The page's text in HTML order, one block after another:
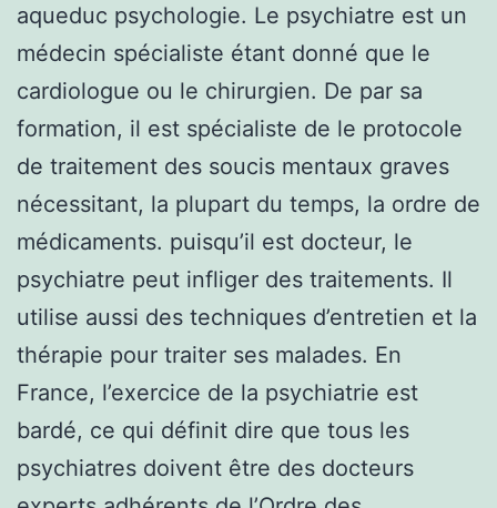
aqueduc psychologie. Le psychiatre est un
médecin spécialiste étant donné que le
cardiologue ou le chirurgien. De par sa
formation, il est spécialiste de le protocole
de traitement des soucis mentaux graves
nécessitant, la plupart du temps, la ordre de
médicaments. puisqu’il est docteur, le
psychiatre peut infliger des traitements. Il
utilise aussi des techniques d’entretien et la
thérapie pour traiter ses malades. En
France, l’exercice de la psychiatrie est
bardé, ce qui définit dire que tous les
psychiatres doivent être des docteurs